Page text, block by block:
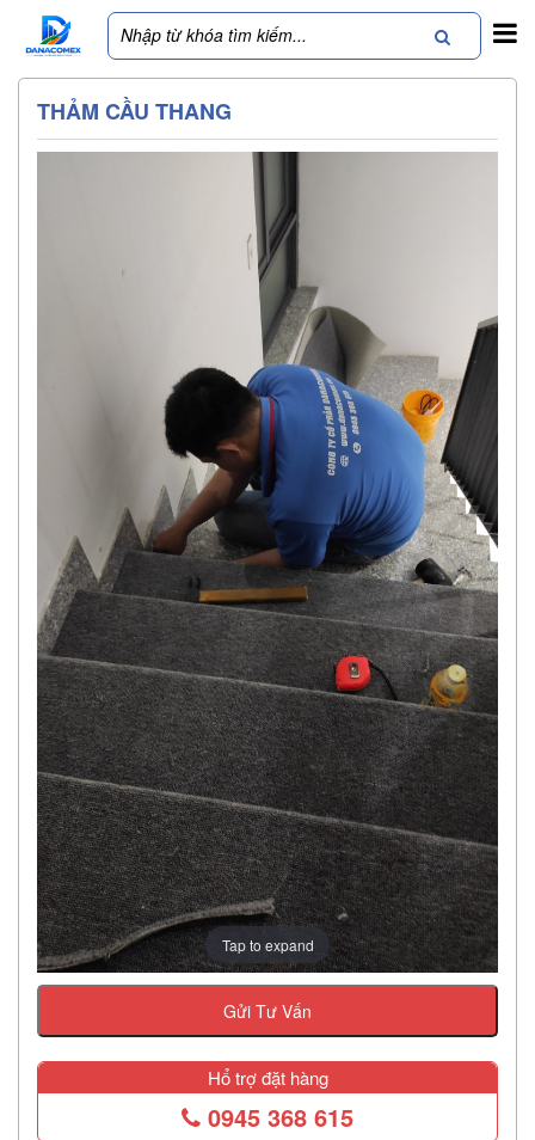
THẢM CẦU THANG
Tap to expand
Gửi Tư Vấn
Hổ trợ đặt hàng
0945 368 615